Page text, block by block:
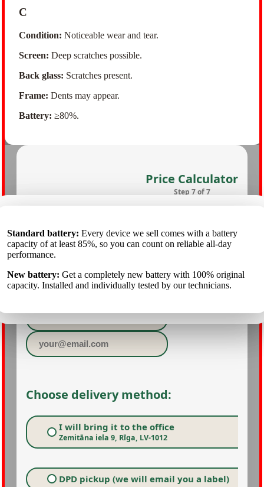
мы продаём, имеет ёмкость аккумулятора не ниже 85%,
поэтому вы можете рассчитывать на надёжную работу в
течение всего дня.
Новый аккумулятор: Полностью новый аккумулятор со
100% оригинальной ёмкостью. Он установлен и отдельно
Standarta akumulators: Katrai ierīcei, ko pārdodam, akumulatora
kapacitāte ir vismaz 85%, tāpēc varat rēķināties ar uzticamu
darbību visas dienas garumā.
Jauns akumulators:Pilnīgi jauns akumulators ar 100% oriģinālo
kapacitāti. To uzstāda un individuāli pārbauda mūsu tehniķi.
Standard battery: Every device we sell comes with a battery
capacity of at least 85%, so you can count on reliable all-day
performance.
New battery: Get a completely new battery with 100% original
capacity. Installed and individually tested by our technicians.
C
Condition: Noticeable wear and tear.
Screen: Deep scratches possible.
Back glass: Scratches present.
Frame: Dents may appear.
Battery: ≥80%.
Step 7 of 7
Enter your contact details:
Choose delivery method:
I will bring it to the office
Zemitāna iela 9, Rīga, LV-1012
DPD pickup (we will email you a label)